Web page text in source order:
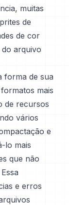
muitas
de
de cor
arquivo
forma de sua
mais
de recursos
vários
e
lo mais
que não
e erros